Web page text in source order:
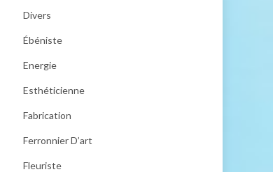
Divers
Ébéniste
Energie
Esthéticienne
Fabrication
Ferronnier D’art
Fleuriste